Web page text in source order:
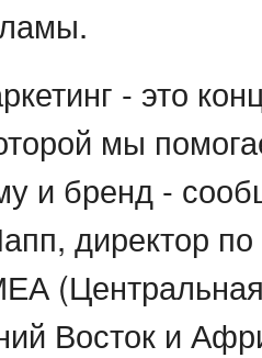
- это
мы
и бренд -
директор
Восток и